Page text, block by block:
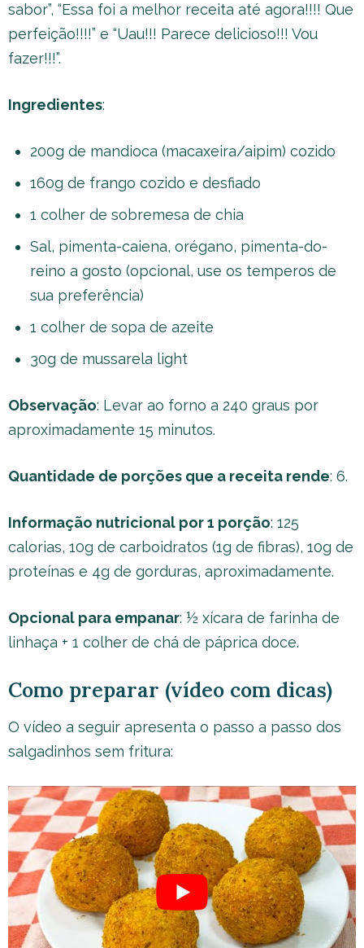
sabor”, “Essa foi a melhor receita até agora!!!! Que
perfeição!!!!” e “Uau!!! Parece delicioso!!! Vou
fazer!!!”.
Ingredientes:
200g de mandioca (macaxeira/aipim) cozido
160g de frango cozido e desfiado
1 colher de sobremesa de chia
Sal, pimenta-caiena, orégano, pimenta-do-
reino a gosto (opcional, use os temperos de
sua preferência)
1 colher de sopa de azeite
30g de mussarela light
Observação: Levar ao forno a 240 graus por
aproximadamente 15 minutos.
Quantidade de porções que a receita rende: 6.
Informação nutricional por 1 porção: 125
calorias, 10g de carboidratos (1g de fibras), 10g de
proteínas e 4g de gorduras, aproximadamente.
Opcional para empanar: ½ xícara de farinha de
linhaça + 1 colher de chá de páprica doce.
Como preparar (vídeo com dicas)
O vídeo a seguir apresenta o passo a passo dos
salgadinhos sem fritura: